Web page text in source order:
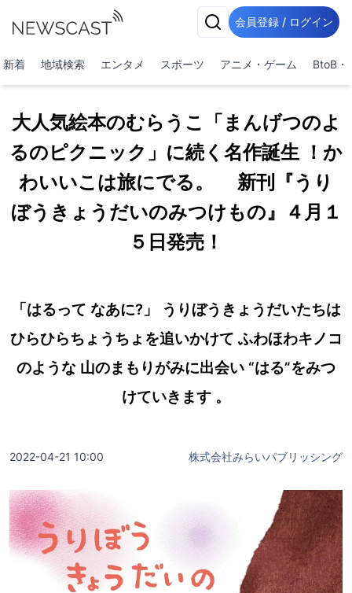
会員登録 / ログイン
新着 地域検索 エンタメ スポーツ アニメ・ゲーム BtoB・
大人気絵本のむらうこ「まんげつのよ
るのピクニック」に続く名作誕生 ！か
わいいこは旅にでる。 新刊『うり
ぼうきょうだいのみつけもの』４月１
５日発売！
「はるって なあに?」 うりぼうきょうだいたちは
ひらひらちょうちょを追いかけて ふわほわキノコ
のような 山のまもりがみに出会い “はる”をみつ
けていきます 。
2022-04-21 10:00 株式会社みらいパブリッシング